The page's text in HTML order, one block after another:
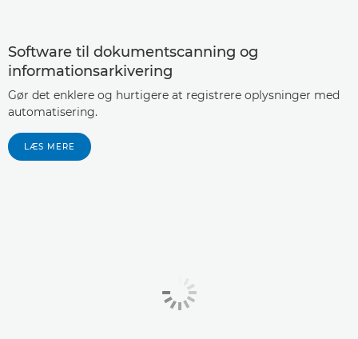
Software til dokumentscanning og
informationsarkivering
Gør det enklere og hurtigere at registrere oplysninger med
automatisering.
LÆS MERE